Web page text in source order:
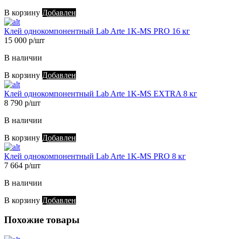
В корзину Добавлен
Клей однокомпонентный Lab Arte 1K-MS PRO 16 кг
15 000 р/шт
В наличии
В корзину Добавлен
Клей однокомпонентный Lab Arte 1K-MS EXTRA 8 кг
8 790 р/шт
В наличии
В корзину Добавлен
Клей однокомпонентный Lab Arte 1K-MS PRO 8 кг
7 664 р/шт
В наличии
В корзину Добавлен
Похожие товары